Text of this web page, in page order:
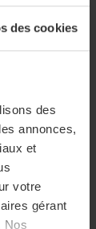
des cookies
des
annonces,
et
votre
gérant
Nos